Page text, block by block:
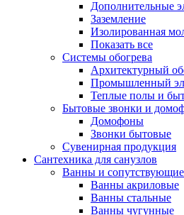
Дополнительные
Заземление
Изолированная
Показать все
Системы обогрева
Архитектурный
Промышленный
Теплые полы и
Бытовые звонки и
Домофоны
Звонки бытовые
Сувенирная продукция
Сантехника для санузлов
Ванны и
Ванны акриловые
Ванны стальные
Ванны чугунные